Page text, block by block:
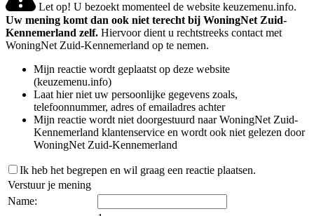
Let op! U bezoekt momenteel de website keuzemenu.info.
Uw mening komt dan ook niet terecht bij WoningNet Zuid-
Kennemerland zelf. Hiervoor dient u rechtstreeks contact met
WoningNet Zuid-Kennemerland op te nemen.
Mijn reactie wordt geplaatst op deze website
(keuzemenu.info)
Laat hier niet uw persoonlijke gegevens zoals,
telefoonnummer, adres of emailadres achter
Mijn reactie wordt niet doorgestuurd naar WoningNet Zuid-
Kennemerland klantenservice en wordt ook niet gelezen door
WoningNet Zuid-Kennemerland
Ik heb het begrepen en wil graag een reactie plaatsen.
Verstuur je mening
Name: